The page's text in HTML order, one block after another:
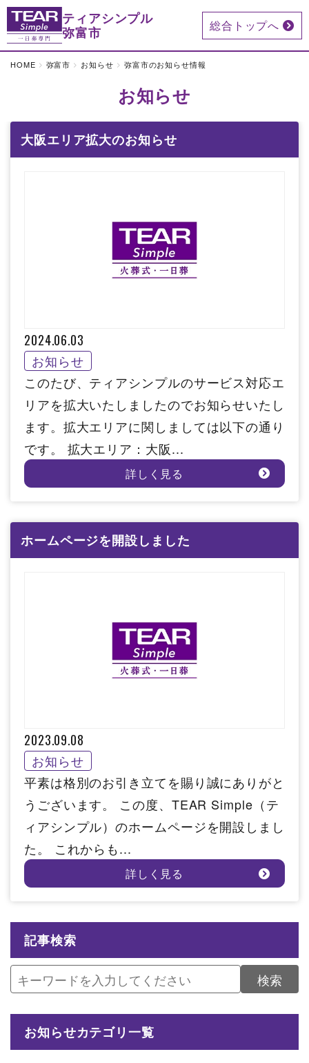
ティアシンプル
弥富市
総合トップへ
HOME 弥富市 お知らせ 弥富市のお知らせ情報
お知らせ
大阪エリア拡大のお知らせ
2024.06.03
お知らせ
このたび、ティアシンプルのサービス対応エ
リアを拡大いたしましたのでお知らせいたし
ます。拡大エリアに関しましては以下の通り
です。 拡大エリア：大阪...
詳しく見る
ホームページを開設しました
2023.09.08
お知らせ
平素は格別のお引き立てを賜り誠にありがと
うございます。 この度、TEAR Simple（テ
ィアシンプル）のホームページを開設しまし
た。 これからも...
詳しく見る
記事検索
検索
お知らせカテゴリ一覧